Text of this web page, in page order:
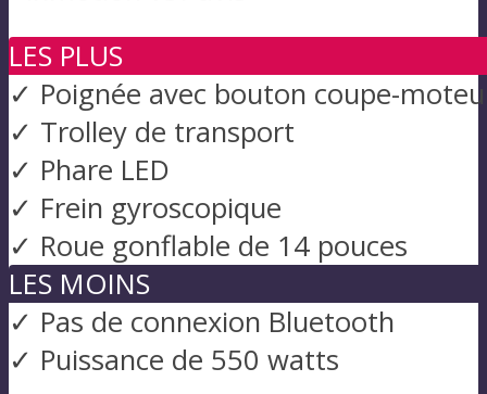
LES PLUS
✓ Poignée avec bouton coupe-
✓ Trolley de transport
✓ Phare LED
✓ Frein gyroscopique
✓ Roue gonflable de 14 pouces
LES MOINS
✓ Pas de connexion Bluetooth
✓ Puissance de 550 watts